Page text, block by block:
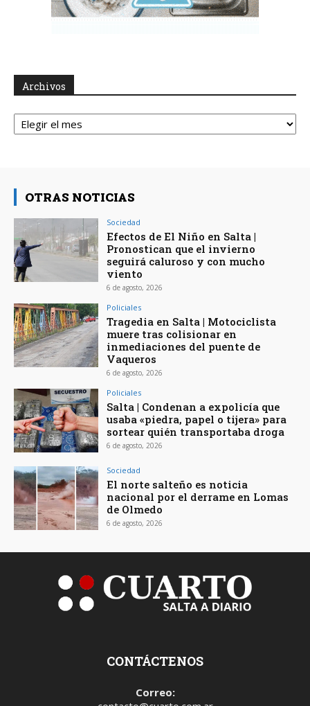
Archivos
Archivos
OTRAS NOTICIAS
Sociedad
Efectos de El Niño en Salta |
Pronostican que el invierno
seguirá caluroso y con mucho
viento
6 de agosto, 2026
Policiales
Tragedia en Salta | Motociclista
muere tras colisionar en
inmediaciones del puente de
Vaqueros
6 de agosto, 2026
Policiales
Salta | Condenan a expolicía que
usaba «piedra, papel o tijera» para
sortear quién transportaba droga
6 de agosto, 2026
Sociedad
El norte salteño es noticia
nacional por el derrame en Lomas
de Olmedo
6 de agosto, 2026
CONTÁCTENOS
Correo: